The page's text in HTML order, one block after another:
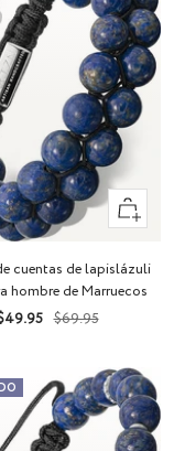
+
Añadir
cuentas de lapislázuli
hombre de Marruecos
Precio
$69.95